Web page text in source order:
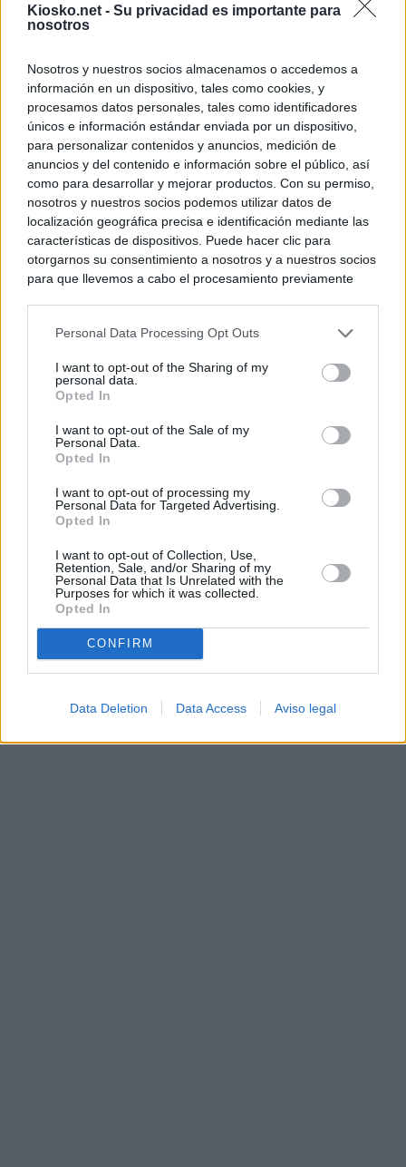
Kiosko.net - Su privacidad es importante para
nosotros
Nosotros y nuestros socios almacenamos o accedemos a
información en un dispositivo, tales como cookies, y
procesamos datos personales, tales como identificadores
únicos e información estándar enviada por un dispositivo,
para personalizar contenidos y anuncios, medición de
anuncios y del contenido e información sobre el público, así
como para desarrollar y mejorar productos. Con su permiso,
nosotros y nuestros socios podemos utilizar datos de
localización geográfica precisa e identificación mediante las
características de dispositivos. Puede hacer clic para
otorgarnos su consentimiento a nosotros y a nuestros socios
para que llevemos a cabo el procesamiento previamente
negar su consentimiento. Tenga en cuenta que algún
de su consentimiento, pero usted tiene el derecho de
rechazar tal procesamiento. Sus preferencias se aplicarán
cualquier momento entrando de nuevo en este sitio web o
visitando nuestra política de privacidad.
Personal Data Processing Opt Outs
I want to opt-out of the Sharing of my
personal data.
Opted In
I want to opt-out of the Sale of my
Personal Data.
Opted In
I want to opt-out of processing my
Personal Data for Targeted Advertising.
Opted In
I want to opt-out of Collection, Use,
Retention, Sale, and/or Sharing of my
Personal Data that Is Unrelated with the
Purposes for which it was collected.
Opted In
CONFIRM
Data Deletion Data Access Aviso legal